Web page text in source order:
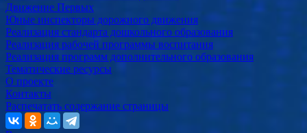
Движение Первых
Юные инспекторы дорожного движения
Реализация стандарта дошкольного образования
Реализация рабочей программы воспитания
Реализация программ дополнительного образования
Тематические ресурсы
О проекте
Контакты
Распечатать содержание страницы